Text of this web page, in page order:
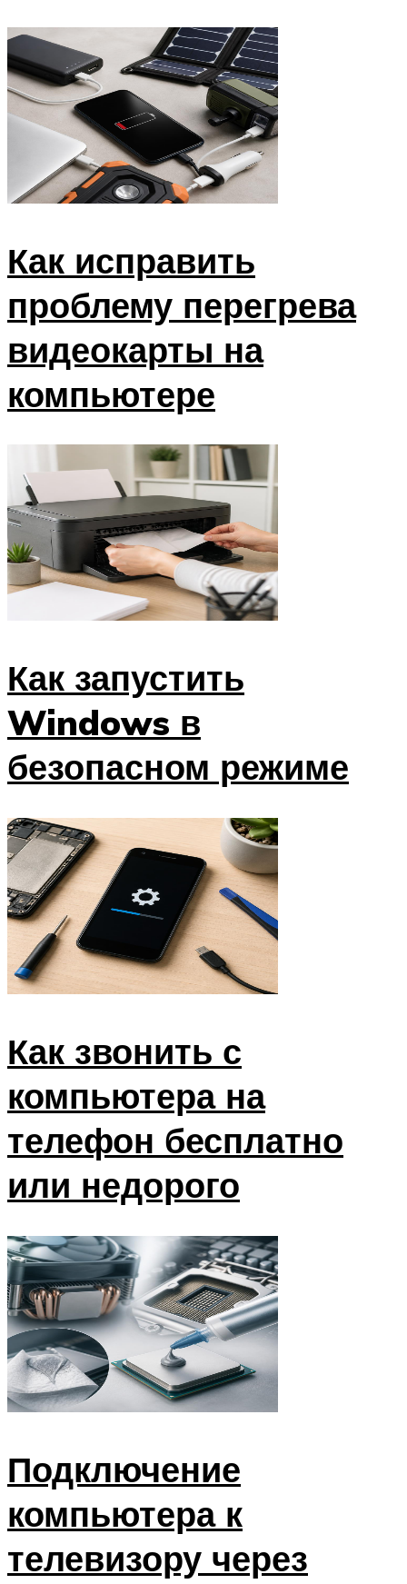
Как исправить
проблему перегрева
видеокарты на
компьютере
Как запустить
Windows в
безопасном режиме
Как звонить с
компьютера на
телефон бесплатно
или недорого
Подключение
компьютера к
телевизору через